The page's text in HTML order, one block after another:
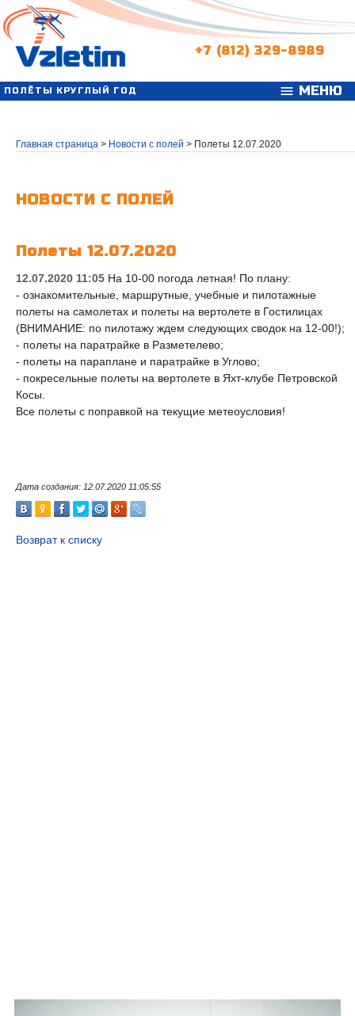
+7 (812) 329-8989
ПОЛЁТЫ КРУГЛЫЙ ГОД menu МЕНЮ
Главная страница > Новости с полей > Полеты 12.07.2020
НОВОСТИ С ПОЛЕЙ
Полеты 12.07.2020
12.07.2020 11:05 На 10-00 погода летная! По плану:
- ознакомительные, маршрутные, учебные и пилотажные
полеты на самолетах и полеты на вертолете в Гостилицах
(ВНИМАНИЕ: по пилотажу ждем следующих сводок на 12-00!);
- полеты на паратрайке в Разметелево;
- полеты на параплане и паратрайке в Углово;
- покресельные полеты на вертолете в Яхт-клубе Петровской
Косы.
Все полеты с поправкой на текущие метеоусловия!
Дата создания: 12.07.2020 11:05:55
Возврат к списку